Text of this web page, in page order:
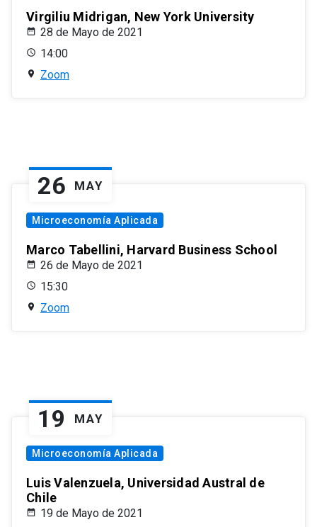
Virgiliu Midrigan, New York University
28 de Mayo de 2021
14:00
Zoom
26 MAY
Microeconomía Aplicada
Marco Tabellini, Harvard Business School
26 de Mayo de 2021
15:30
Zoom
19 MAY
Microeconomía Aplicada
Luis Valenzuela, Universidad Austral de
Chile
19 de Mayo de 2021